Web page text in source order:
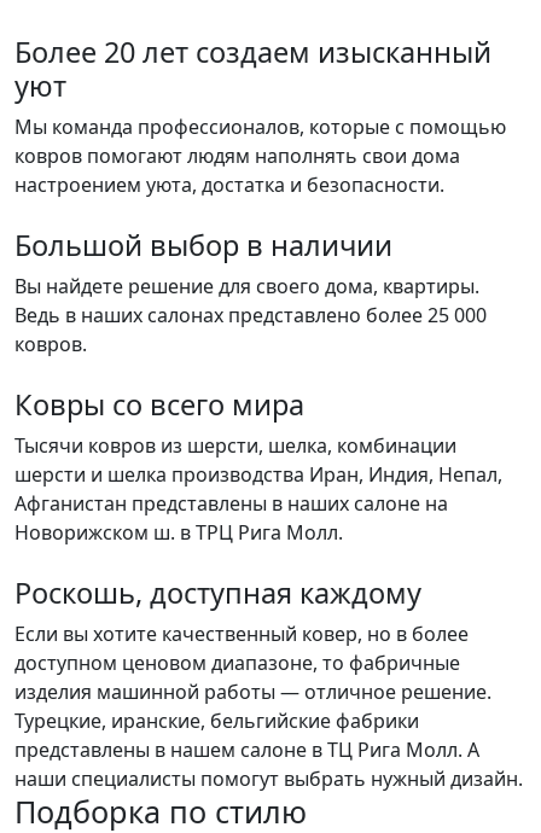
Более 20 лет создаем изысканный
уют
Мы команда профессионалов, которые с помощью
ковров помогают людям наполнять свои дома
настроением уюта, достатка и безопасности.
Большой выбор в наличии
Вы найдете решение для своего дома, квартиры.
Ведь в наших салонах представлено более 25 000
ковров.
Ковры со всего мира
Тысячи ковров из шерсти, шелка, комбинации
шерсти и шелка производства Иран, Индия, Непал,
Афганистан представлены в наших салоне на
Новорижском ш. в ТРЦ Рига Молл.
Роскошь, доступная каждому
Если вы хотите качественный ковер, но в более
доступном ценовом диапазоне, то фабричные
изделия машинной работы — отличное решение.
Турецкие, иранские, бельгийские фабрики
представлены в нашем салоне в ТЦ Рига Молл. А
наши специалисты помогут выбрать нужный дизайн.
Подборка по стилю